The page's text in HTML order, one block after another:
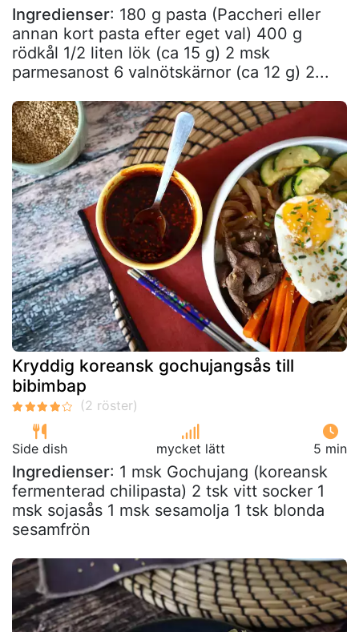
Ingredienser: 180 g pasta (Paccheri eller
annan kort pasta efter eget val) 400 g
rödkål 1/2 liten lök (ca 15 g) 2 msk
parmesanost 6 valnötskärnor (ca 12 g) 2...
Kryddig koreansk gochujangsås till
bibimbap
Side dish mycket lätt 5 min
Ingredienser: 1 msk Gochujang (koreansk
fermenterad chilipasta) 2 tsk vitt socker 1
msk sojasås 1 msk sesamolja 1 tsk blonda
sesamfrön